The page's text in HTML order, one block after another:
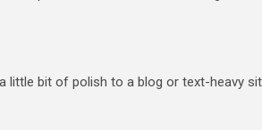
little bit of polish to a blog or text-heavy